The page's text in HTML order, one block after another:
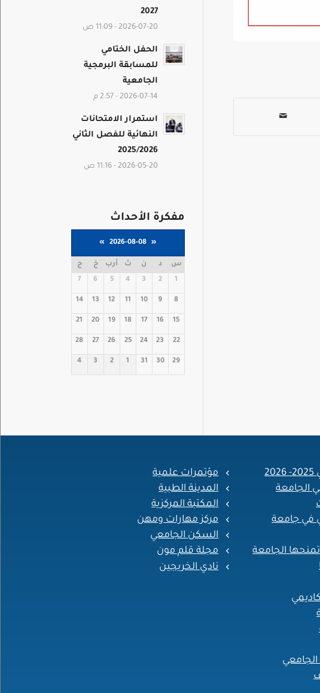
2027
2026-07-20 - 11:09 ص
الحفل الختامي
للمسابقة البرمجية
الجامعية
2026-07-14 - 2:57 م
استمرار الامتحانات
النهائية للفصل الثاني
2025/2026
2026-05-20 - 11:16 ص
مفكرة الأحداث
«
2026-08-08
»
س د ن ث أرب خ
ج
1
2
3
4
5
6
7
8
9
10
11
12
13
14
15
16
17
18
19
20
21
22
23
24
25
26
27
28
29
30
31
1
2
3
4
الجامعة
في جامعة
الجامعة
مؤتمرات علمية
المدينة الطبية
المكتبة المركزية
مركز مهارات ومهن
السكن الجامعي
مجلة قلم مون
نادي الخريجين